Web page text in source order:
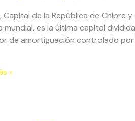
Capital de la República de Chipre
mundial, es la última capital
de amortiguación controlado por
»